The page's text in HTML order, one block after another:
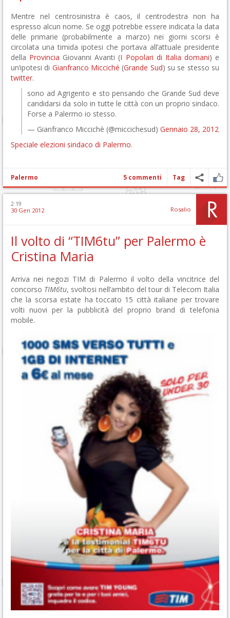
Mentre nel centrosinistra è caos, il centrodestra non ha
espresso alcun nome. Se oggi potrebbe essere indicata la data
delle primarie (probabilmente a marzo) nei giorni scorsi è
circolata una timida ipotesi che portava all’attuale presidente
della Provincia Giovanni Avanti (I Popolari di Italia domani) e
un’ipotesi di Gianfranco Micciché (Grande Sud) su se stesso su
twitter.
sono ad Agrigento e sto pensando che Grande Sud deve
candidarsi da solo in tutte le città con un proprio sindaco.
Forse a Palermo io stesso.
— Gianfranco Miccichè (@miccichesud) Gennaio 28, 2012
Speciale elezioni sindaco di Palermo.
Palermo 5 commenti Tag
2:19
30 Gen 2012 Rosalio
Il volto di “TIM6tu” per Palermo è
Cristina Maria
Arriva nei negozi TIM di Palermo il volto della vincitrice del
concorso TIM6tu, svoltosi nell’ambito del tour di Telecom Italia
che la scorsa estate ha toccato 15 città italiane per trovare
volti nuovi per la pubblicità del proprio brand di telefonia
mobile.